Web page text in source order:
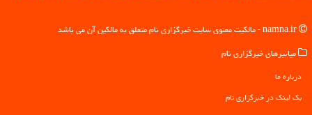
میانبرهای خبرگزاری نام
درباره ما
بک لینک در خبرگزاری نام